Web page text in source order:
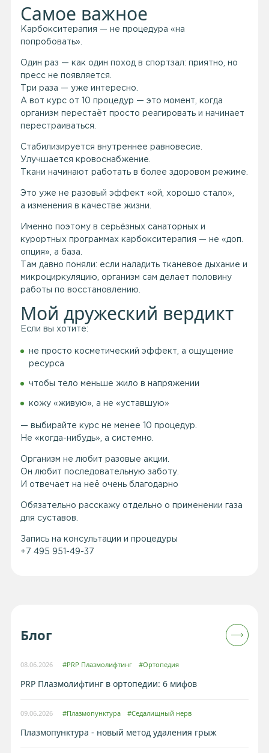
Самое важное
Карбокситерапия — не процедура «на
попробовать».
Один раз — как один поход в спортзал: приятно, но
пресс не появляется.
Три раза — уже интересно.
А вот курс от 10 процедур — это момент, когда
организм перестаёт просто реагировать и начинает
перестраиваться.
Стабилизируется внутреннее равновесие.
Улучшается кровоснабжение.
Ткани начинают работать в более здоровом режиме.
Это уже не разовый эффект «ой, хорошо стало»,
а изменения в качестве жизни.
Именно поэтому в серьёзных санаторных и
курортных программах карбокситерапия — не «доп.
опция», а база.
Там давно поняли: если наладить тканевое дыхание и
микроциркуляцию, организм сам делает половину
работы по восстановлению.
Мой дружеский вердикт
Если вы хотите:
не просто косметический эффект, а ощущение
ресурса
чтобы тело меньше жило в напряжении
кожу «живую», а не «уставшую»
— выбирайте курс не менее 10 процедур.
Не «когда-нибудь», а системно.
Организм не любит разовые акции.
Он любит последовательную заботу.
И отвечает на неё очень благодарно
Обязательно расскажу отдельно о применении газа
для суставов.
Запись на консультации и процедуры
+7 495 951-49-37
Блог
08.06.2026 #PRP Плазмолифтинг #Ортопедия
PRP Плазмолифтинг в ортопедии: 6 мифов
09.06.2026 #Плазмопунктура #Седалищный нерв
Плазмопунктура - новый метод удаления грыж